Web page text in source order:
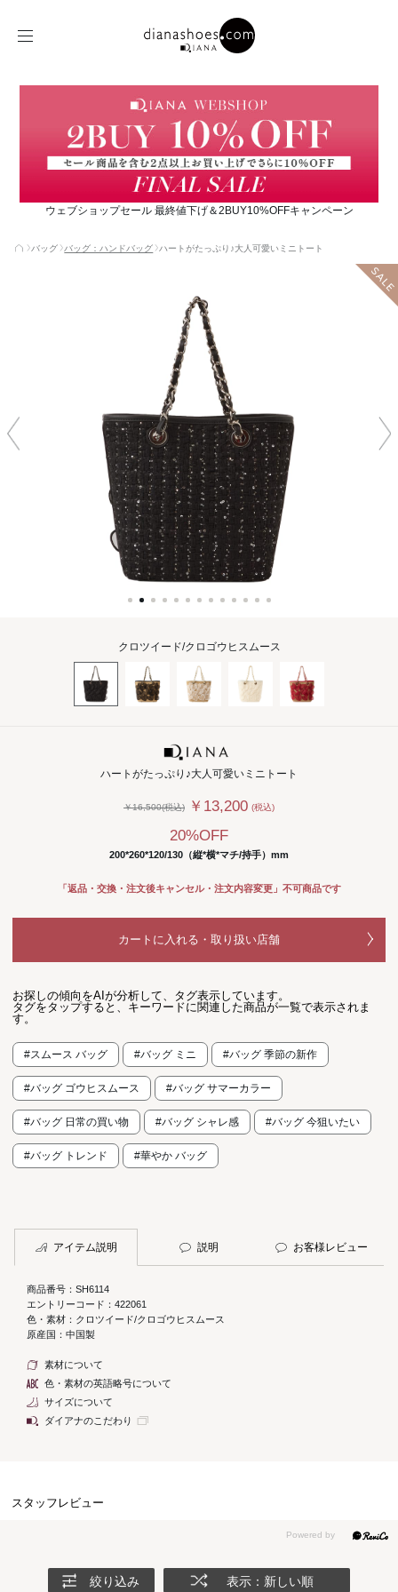
ウェブショップセール 最終値下げ＆2BUY10%OFFキャンペーン
バッグ バッグ：ハンドバッグ ハートがたっぷり♪大人可愛いミニトート
クロツイード/クロゴウヒスムース
ハートがたっぷり♪大人可愛いミニトート
￥16,500(税込) ￥13,200 (税込)
20%OFF
200*260*120/130（縦*横*マチ/持手）mm
「返品・交換・注文後キャンセル・注文内容変更」不可商品です
カートに入れる・取り扱い店舗
お探しの傾向をAIが分析して、タグ表示しています。
タグをタップすると、キーワードに関連した商品が一覧で表示されま
す。
#スムース バッグ #バッグ ミニ #バッグ 季節の新作
#バッグ ゴウヒスムース #バッグ サマーカラー
#バッグ 日常の買い物 #バッグ シャレ感 #バッグ 今狙いたい
#バッグ トレンド #華やか バッグ
アイテム説明 説明 お客様レビュー
商品番号：SH6114
エントリーコード：422061
色・素材：クロツイード/クロゴウヒスムース
原産国：中国製
素材について
色・素材の英語略号について
サイズについて
ダイアナのこだわり
スタッフレビュー
絞り込み 表示：新しい順